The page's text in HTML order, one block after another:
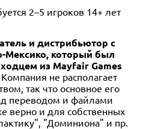
2–5 игроков 14+ лет
и дистрибьютор с
Мексико, который был
из Mayfair Games
. Компания не располагает
так что основное его
переводом и файлами
верно и для собственных
"Доминиона" и пр.